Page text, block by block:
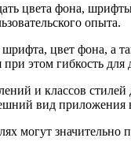
цвета фона,
опыта.
цвет фона, а
этом гибкость
и классов
вид приложения
могут